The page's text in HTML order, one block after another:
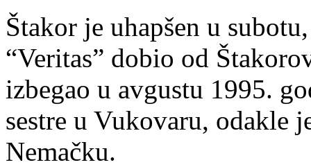
Štakor je uhapšen u
“Veritas” dobio od
izbegao u avgustu 1995.
sestre u Vukovaru, odakle
Nemačku.